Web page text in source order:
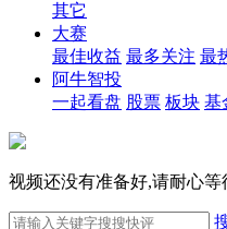
其它
大赛
最佳收益 最多关注 最
阿牛智投
一起看盘 股票 板块 基
视频还没有准备好,请耐心等